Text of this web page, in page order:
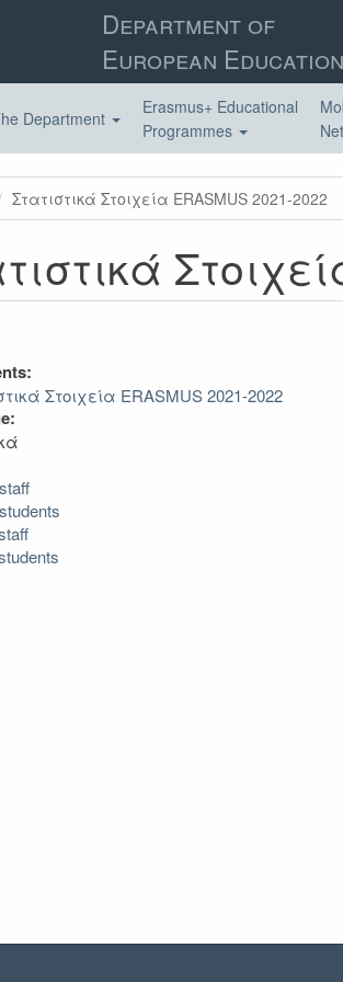
Department of
European
Department
Erasmus+ Educational
Programmes
Στατιστικά Στοιχεία ERASMUS 2021-2022
Στοιχεία ERASMUS 2021-2022